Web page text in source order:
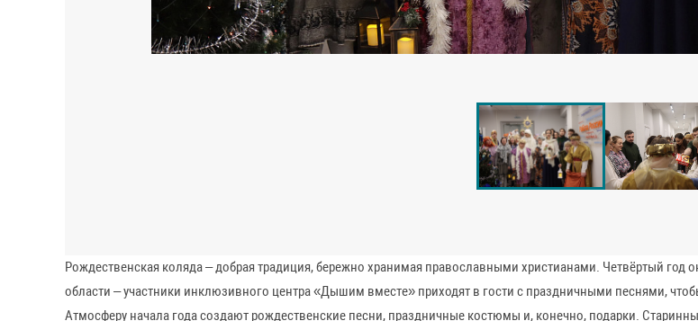
Рождественская коляда – добрая традиция, бережно хранимая православными христианами. Четвёртый год
области – участники инклюзивного центра «Дышим вместе» приходят в гости с праздничными песнями,
Атмосферу начала года создают рождественские песни, праздничные костюмы и, конечно, подарки.